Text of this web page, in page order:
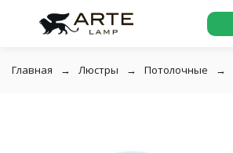
Главная Люстры Потолочные